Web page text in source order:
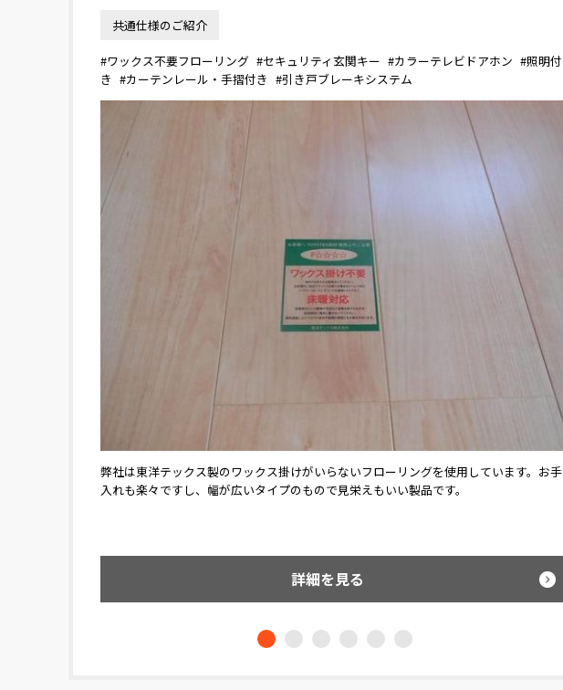
共通仕様のご紹介
#ワックス不要フローリング #セキュリティ玄関キー #カラーテレビドアホン #照明付
き #カーテンレール・手摺付き #引き戸ブレーキシステム
弊社は東洋テックス製のワックス掛けがいらないフローリングを使用しています。お手
入れも楽々ですし、幅が広いタイプのもので見栄えもいい製品です。
詳細を見る
外壁の下に張ったシージングボードで、外側から断熱。
内部に入れた100mmのグラスウールで、内側から断熱。